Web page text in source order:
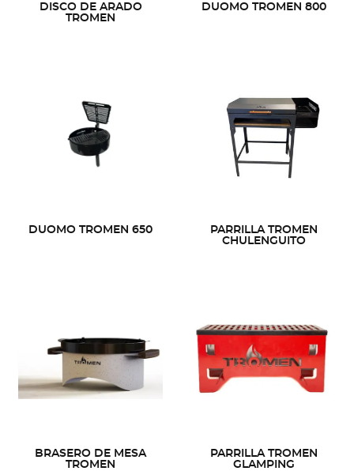
DISCO DE ARADO
TROMEN
DUOMO TROMEN 800
DUOMO TROMEN 650
PARRILLA TROMEN
CHULENGUITO
BRASERO DE MESA
TROMEN
PARRILLA TROMEN
GLAMPING